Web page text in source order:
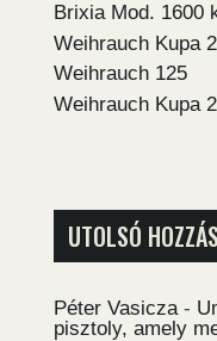
Brixia Mod. 1600
Weihrauch Kupa
Weihrauch 125
Weihrauch Kupa
UTOLSÓ
Péter Vasicza -
pisztoly, amely